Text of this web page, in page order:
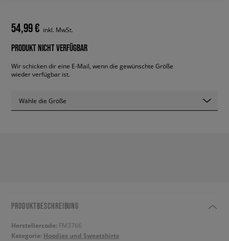
54,99 € inkl. MwSt.
PRODUKT NICHT VERFÜGBAR
Wir schicken dir eine E-Mail, wenn die gewünschte Größe
wieder verfügbar ist.
Wähle die Größe
PRODUKTBESCHREIBUNG
Herstellercode: FM3766
Kategorie: Hoodies und Sweatshirts